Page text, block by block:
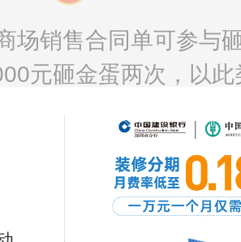
场销售合同单可参与
元砸金蛋两次，以
3000元